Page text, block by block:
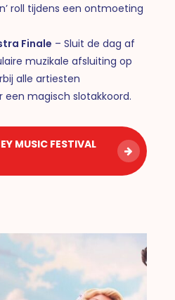
roll tijdens een ontmoeting
Finale – Sluit de dag af
muzikale afsluiting op
alle artiesten
magisch slotakkoord.
MUSIC FESTIVAL